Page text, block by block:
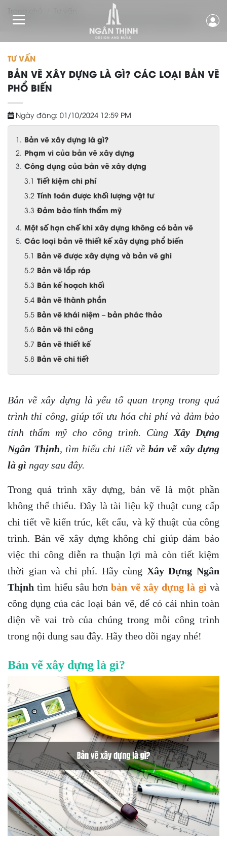
Trang chủ
Bản vẽ xây dựng là gì? Các loại bản vẽ phổ biến
TƯ VẤN
BẢN VẼ XÂY DỰNG LÀ GÌ? CÁC LOẠI BẢN VẼ
PHỔ BIẾN
Ngày đăng: 01/10/2024 12:59 PM
Bản vẽ xây dựng là gì?
Phạm vi của bản vẽ xây dựng
Công dụng của bản vẽ xây dựng
Tiết kiệm chi phí
Tính toán được khối lượng vật tư
Đảm bảo tính thẩm mỹ
Một số hạn chế khi xây dựng không có bản vẽ
Các loại bản vẽ thiết kế xây dựng phổ biến
Bản vẽ được xây dựng và bản vẽ ghi
Bản vẽ lắp ráp
Bản kế hoạch khối
Bản vẽ thành phần
Bản vẽ khái niệm – bản phác thảo
Bản vẽ thi công
Bản vẽ thiết kế
Bản vẽ chi tiết
Bản vẽ xây dựng là yếu tố quan trọng trong quá
trình thi công, giúp tối ưu hóa chi phí và đảm bảo
tính thẩm mỹ cho công trình. Cùng Xây Dựng
Ngân Thịnh, tìm hiểu chi tiết về bản vẽ xây dựng
là gì ngay sau đây.
Trong quá trình xây dựng, bản vẽ là một phần
không thể thiếu. Đây là tài liệu kỹ thuật cung cấp
chi tiết về kiến trúc, kết cấu, và kỹ thuật của công
trình. Bản vẽ xây dựng không chỉ giúp đảm bảo
việc thi công diễn ra thuận lợi mà còn tiết kiệm
thời gian và chi phí. Hãy cùng Xây Dựng Ngân
Thịnh tìm hiểu sâu hơnbản vẽ xây dựng là gì và
công dụng của các loại bản vẽ, để có cái nhìn toàn
diện về vai trò của chúng trong mỗi công trình
trong nội dung sau đây. Hãy theo dõi ngay nhé!
Bản vẽ xây dựng là gì?